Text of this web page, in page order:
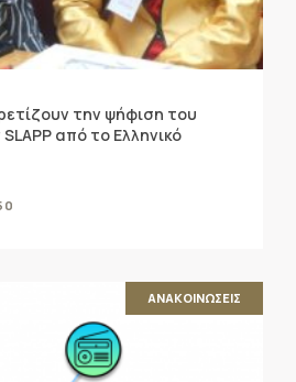
την ψήφιση του
από το Ελληνικό
ΑΝΑΚΟΙΝΩΣΕΙΣ